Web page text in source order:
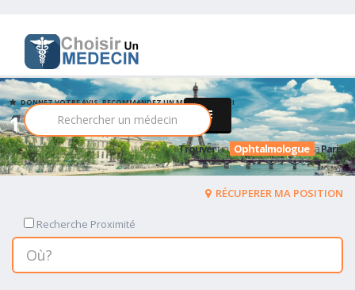
1 Ophtalmologue
DONNEZ VOTRE AVIS, RECOMMANDEZ UN MEDECIN PARMI
Trouverun Ophtalmologue aParis
RÉCUPERER MA POSITION
Recherche Proximité